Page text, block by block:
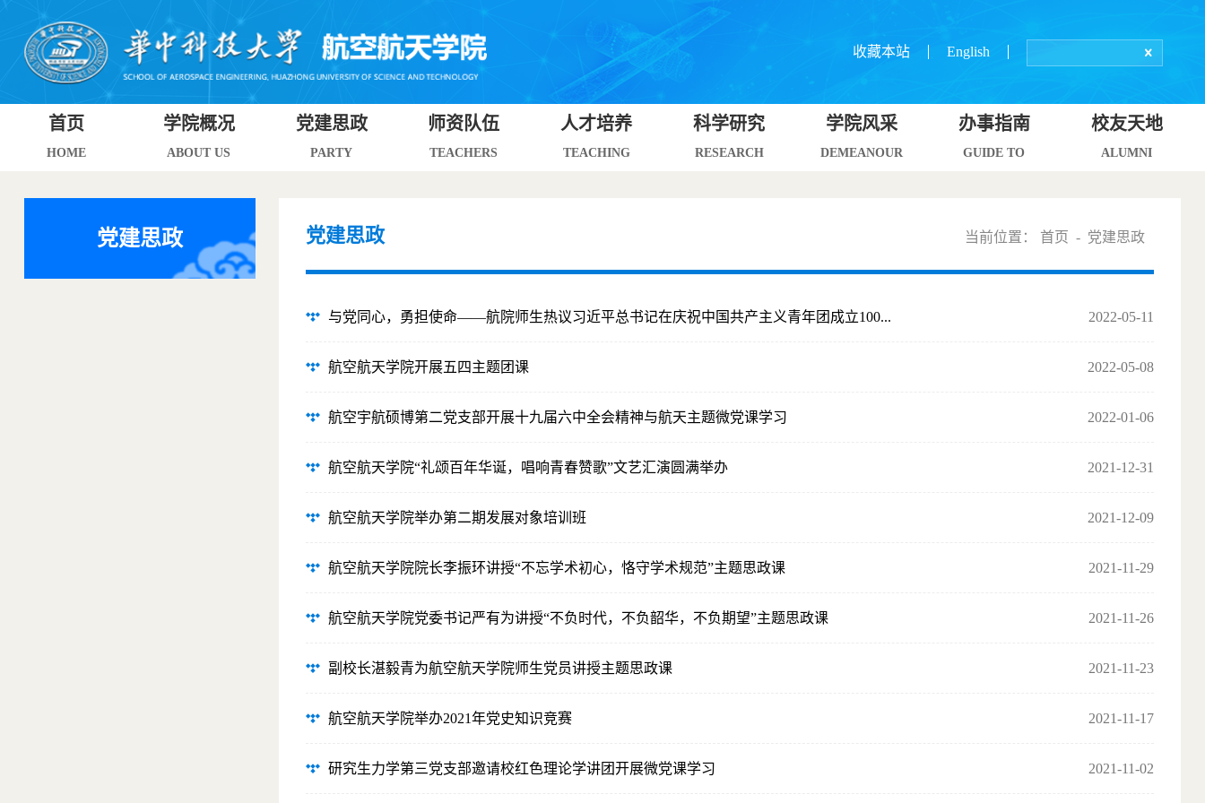
收藏本站 English
首页
HOME
学院概况
ABOUT US
党建思政
PARTY
师资队伍
TEACHERS
人才培养
TEACHING
科学研究
RESEARCH
学院风采
DEMEANOUR
办事指南
GUIDE TO
校友天地
ALUMNI
党建思政 党建思政 当前位置： 首页 - 党建思政
与党同心，勇担使命——航院师生热议习近平总书记在庆祝中国共产主义青年团成立100... 2022-05-11
航空航天学院开展五四主题团课 2022-05-08
航空宇航硕博第二党支部开展十九届六中全会精神与航天主题微党课学习 2022-01-06
航空航天学院“礼颂百年华诞，唱响青春赞歌”文艺汇演圆满举办 2021-12-31
航空航天学院举办第二期发展对象培训班 2021-12-09
航空航天学院院长李振环讲授“不忘学术初心，恪守学术规范”主题思政课 2021-11-29
航空航天学院党委书记严有为讲授“不负时代，不负韶华，不负期望”主题思政课 2021-11-26
副校长湛毅青为航空航天学院师生党员讲授主题思政课 2021-11-23
航空航天学院举办2021年党史知识竞赛 2021-11-17
研究生力学第三党支部邀请校红色理论学讲团开展微党课学习 2021-11-02